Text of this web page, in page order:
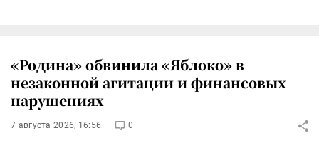
«Родина» обвинила «Яблоко» в
незаконной агитации и финансовых
нарушениях
7 августа 2026, 16:56 0